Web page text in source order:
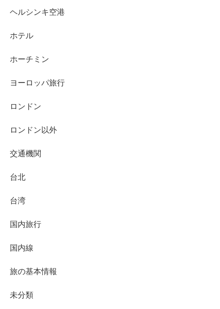
ヘルシンキ空港
ホテル
ホーチミン
ヨーロッパ旅行
ロンドン
ロンドン以外
交通機関
台北
台湾
国内旅行
国内線
旅の基本情報
未分類